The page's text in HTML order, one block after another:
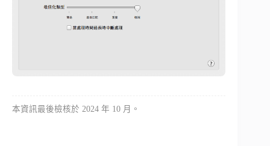
本資訊最後檢核於 2024 年 10 月。